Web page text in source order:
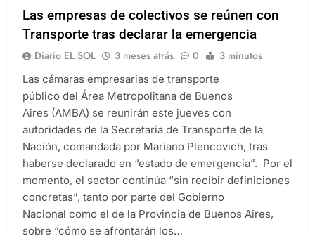
Las empresas de colectivos se reúnen con
Transporte tras declarar la emergencia
Diario EL SOL 3 meses atrás 0 3 minutos
Las cámaras empresarias de transporte
público del Área Metropolitana de Buenos
Aires (AMBA) se reunirán este jueves con
autoridades de la Secretaría de Transporte de la
Nación, comandada por Mariano Plencovich, tras
haberse declarado en “estado de emergencia”. Por el
momento, el sector continúa “sin recibir definiciones
concretas”, tanto por parte del Gobierno
Nacional como el de la Provincia de Buenos Aires,
sobre “cómo se afrontarán los…